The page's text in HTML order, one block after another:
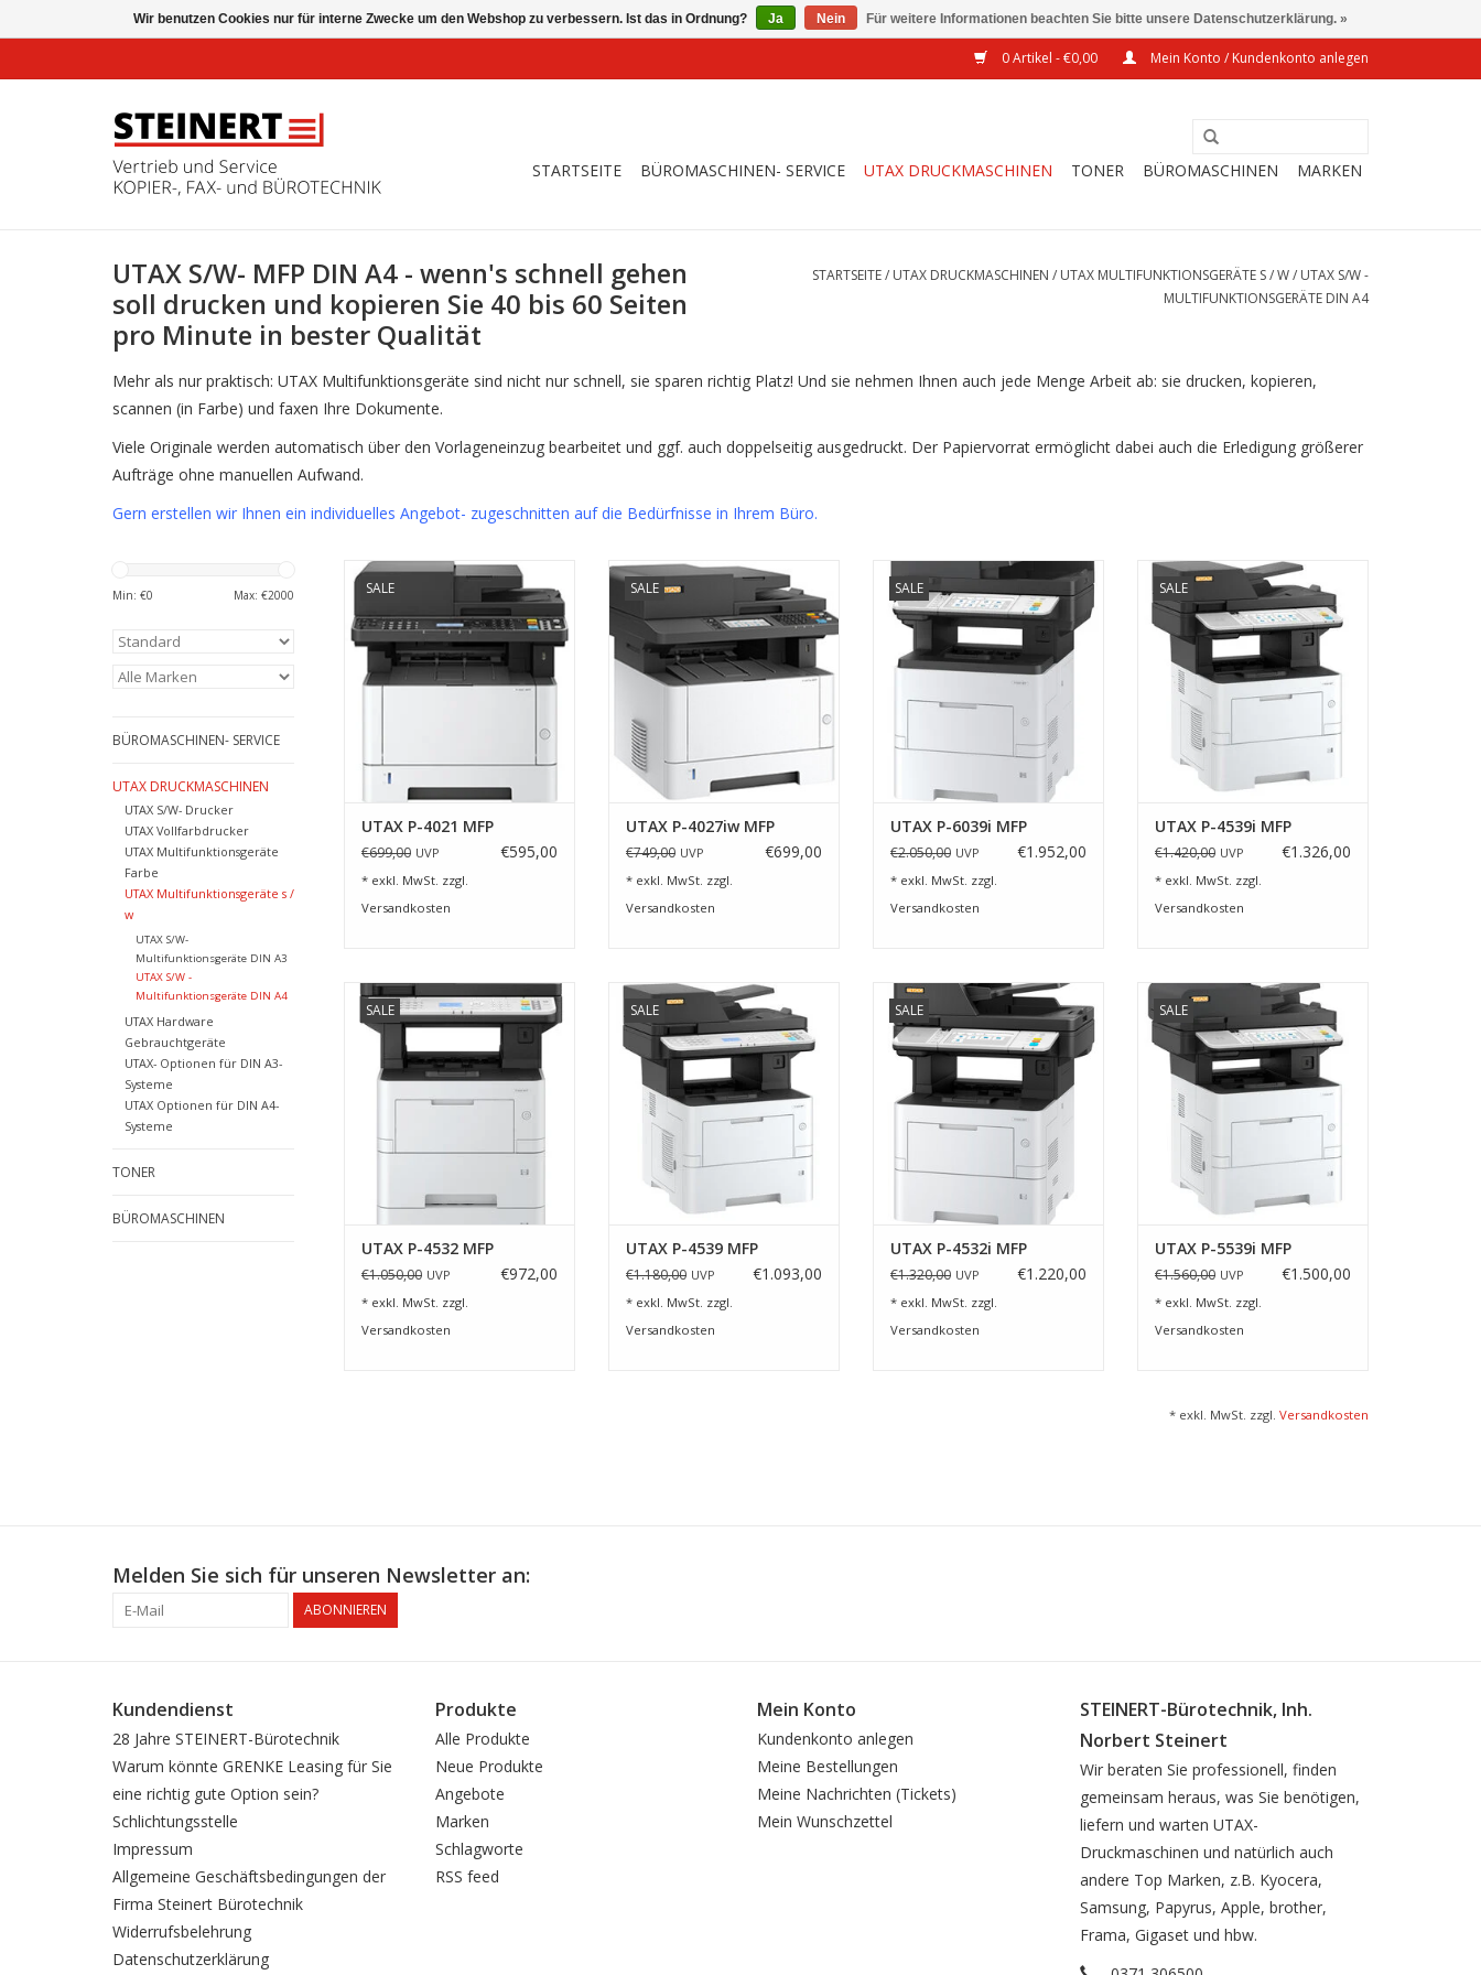
0 Artikel - €0,00 Mein Konto / Kundenkonto anlegen
STARTSEITE BÜROMASCHINEN- SERVICE UTAX DRUCKMASCHINEN TONER BÜROMASCHINEN MARKEN
UTAX S/W- MFP DIN A4 - wenn's schnell gehen
soll drucken und kopieren Sie 40 bis 60 Seiten
pro Minute in bester Qualität
STARTSEITE/ UTAX DRUCKMASCHINEN / UTAX MULTIFUNKTIONSGERÄTE S / W/ UTAX S/W -
MULTIFUNKTIONSGERÄTE DIN A4
Mehr als nur praktisch: UTAX Multifunktionsgeräte sind nicht nur schnell, sie sparen richtig Platz! Und sie nehmen Ihnen auch jede Menge Arbeit ab: sie drucken, kopieren,
scannen (in Farbe) und faxen Ihre Dokumente.
Viele Originale werden automatisch über den Vorlageneinzug bearbeitet und ggf. auch doppelseitig ausgedruckt. Der Papiervorrat ermöglicht dabei auch die Erledigung größerer
Aufträge ohne manuellen Aufwand.
Gern erstellen wir Ihnen ein individuelles Angebot- zugeschnitten auf die Bedürfnisse in Ihrem Büro.
Min: €0 Max: €2000
BÜROMASCHINEN- SERVICE
UTAX DRUCKMASCHINEN
UTAX S/W- Drucker
UTAX Vollfarbdrucker
UTAX Multifunktionsgeräte
Farbe
UTAX Multifunktionsgeräte s /
w
UTAX S/W-
Multifunktionsgeräte DIN A3
UTAX S/W -
Multifunktionsgeräte DIN A4
UTAX Hardware
Gebrauchtgeräte
UTAX- Optionen für DIN A3-
Systeme
UTAX Optionen für DIN A4-
Systeme
TONER
BÜROMASCHINEN
SALE
Mit dem P-4021MFP sind Sie
jederzeit Herr der Lage. Sie
können drucken, kopieren und in
Farbe scannen.
ZUM WARENKORB HINZUFÜGEN
UTAX P-4021 MFP
€699,00 UVP €595,00
* exkl. MwSt. zzgl.
Versandkosten
SALE
Er druckt und kopiert mit bis zu
40 DIN-A4-Seiten/Minute, scannt
sogar in Farbe und faxt – und das
alles in höchster Qualität!
ZUM WARENKORB HINZUFÜGEN
UTAX P-4027iw MFP
€749,00 UVP €699,00
* exkl. MwSt. zzgl.
Versandkosten
SALE
Neu, schnell, sicher - das
Multifunktionsgerät UTAX P-6039i
MFP
ZUM WARENKORB HINZUFÜGEN
UTAX P-6039i MFP
€2.050,00 UVP €1.952,00
* exkl. MwSt. zzgl.
Versandkosten
SALE
4 in 1 Multifunktionsgerät mit
einer Geschwindigkeit von 45
Seiten/ Minute
ZUM WARENKORB HINZUFÜGEN
UTAX P-4539i MFP
€1.420,00 UVP €1.326,00
* exkl. MwSt. zzgl.
Versandkosten
SALE
Multifunktionsgerät P-4532 MFP
ZUM WARENKORB HINZUFÜGEN
UTAX P-4532 MFP
€1.050,00 UVP €972,00
* exkl. MwSt. zzgl.
Versandkosten
SALE
Multifunktionsgerät UTAX P-4539
MFP
ZUM WARENKORB HINZUFÜGEN
UTAX P-4539 MFP
€1.180,00 UVP €1.093,00
* exkl. MwSt. zzgl.
Versandkosten
SALE
UTAX P-4532i MFP
ZUM WARENKORB HINZUFÜGEN
UTAX P-4532i MFP
€1.320,00 UVP €1.220,00
* exkl. MwSt. zzgl.
Versandkosten
SALE
UTAX P-5539i MFP
ZUM WARENKORB HINZUFÜGEN
UTAX P-5539i MFP
€1.560,00 UVP €1.500,00
* exkl. MwSt. zzgl.
Versandkosten
* exkl. MwSt. zzgl. Versandkosten
Melden Sie sich für unseren Newsletter an:
ABONNIEREN
Kundendienst
28 Jahre STEINERT-Bürotechnik
Warum könnte GRENKE Leasing für Sie
eine richtig gute Option sein?
Schlichtungsstelle
Impressum
Allgemeine Geschäftsbedingungen der
Firma Steinert Bürotechnik
Widerrufsbelehrung
Datenschutzerklärung
Produkte
Alle Produkte
Neue Produkte
Angebote
Marken
Schlagworte
RSS feed
Mein Konto
Kundenkonto anlegen
Meine Bestellungen
Meine Nachrichten (Tickets)
Mein Wunschzettel
STEINERT-Bürotechnik, Inh.
Norbert Steinert
Wir beraten Sie professionell, finden
gemeinsam heraus, was Sie benötigen,
liefern und warten UTAX-
Druckmaschinen und natürlich auch
andere Top Marken, z.B. Kyocera,
Samsung, Papyrus, Apple, brother,
Frama, Gigaset und hbw.
Wir benutzen Cookies nur für interne Zwecke um den Webshop zu verbessern. Ist das in Ordnung? Ja Nein Für weitere Informationen beachten Sie bitte unsere Datenschutzerklärung. »